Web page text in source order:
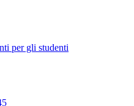
per gli studenti